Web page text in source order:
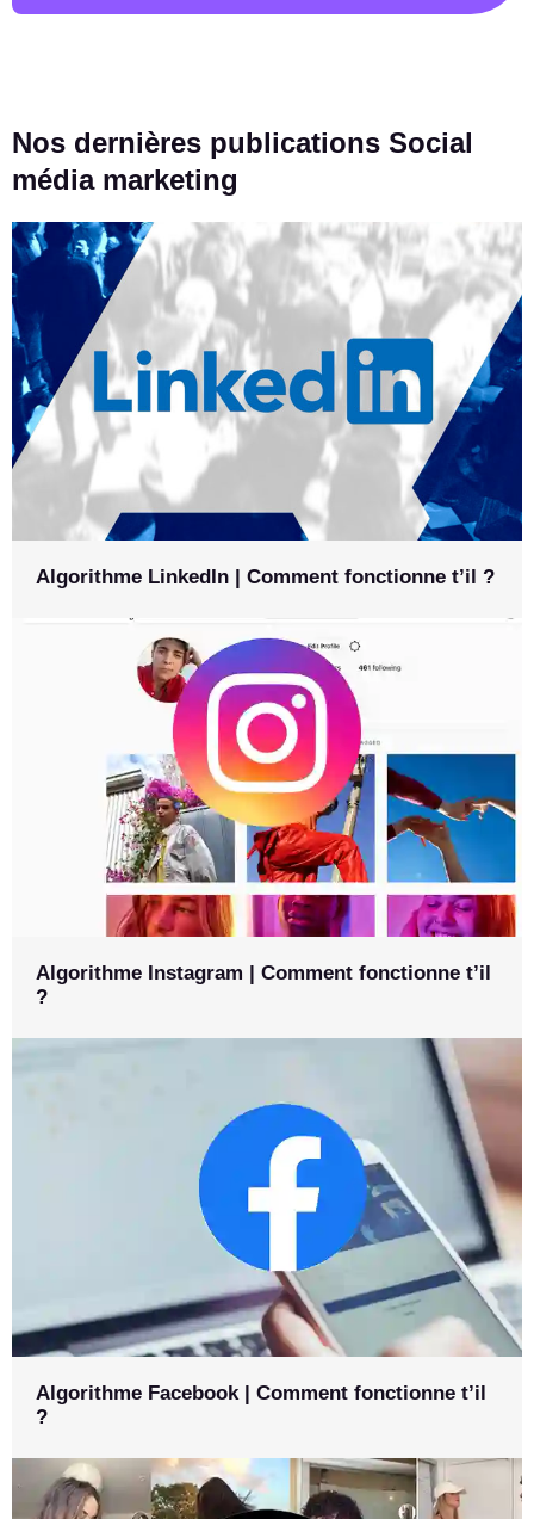
Nos dernières publications Social
média marketing
Algorithme LinkedIn | Comment fonctionne t’il ?
Algorithme Instagram | Comment fonctionne t’il
?
Algorithme Facebook | Comment fonctionne t’il
?